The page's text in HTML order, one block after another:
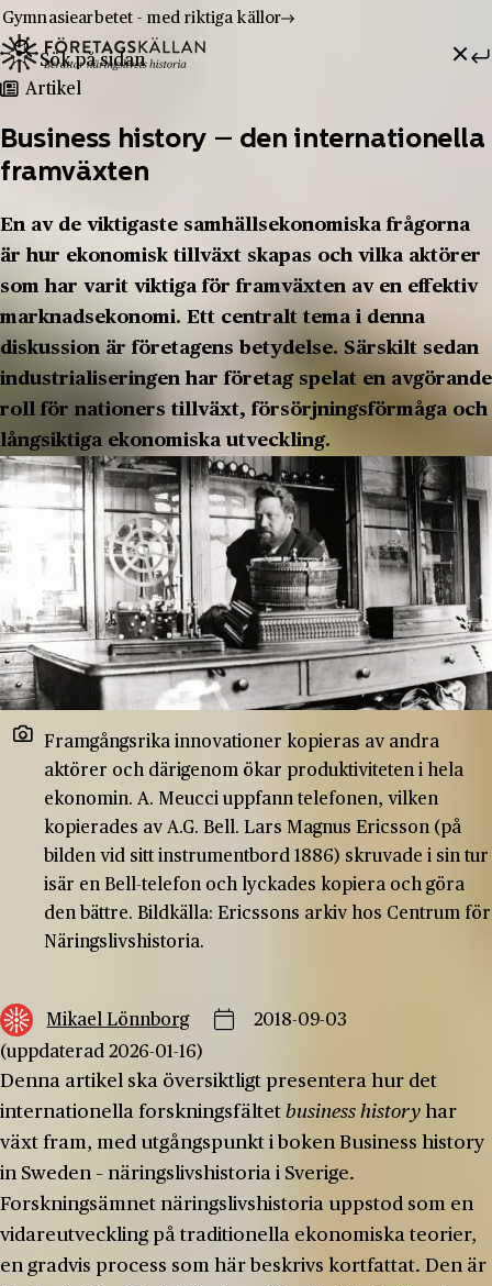
Hoppa till innehåll
Till innehåll
Gymnasiearbetet - med riktiga källor
Sök efter:
Artikel
Business history – den internationella
framväxten
En av de viktigaste samhällsekonomiska frågorna
är hur ekonomisk tillväxt skapas och vilka aktörer
som har varit viktiga för framväxten av en effektiv
marknadsekonomi. Ett centralt tema i denna
diskussion är företagens betydelse. Särskilt sedan
industrialiseringen har företag spelat en avgörande
roll för nationers tillväxt, försörjningsförmåga och
långsiktiga ekonomiska utveckling.
Framgångsrika innovationer kopieras av andra
aktörer och därigenom ökar produktiviteten i hela
ekonomin. A. Meucci uppfann telefonen, vilken
kopierades av A.G. Bell. Lars Magnus Ericsson (på
bilden vid sitt instrumentbord 1886) skruvade i sin tur
isär en Bell-telefon och lyckades kopiera och göra
den bättre. Bildkälla: Ericssons arkiv hos Centrum för
Näringslivshistoria.
Mikael Lönnborg
2018-09-03
(uppdaterad 2026-01-16)
Denna artikel ska översiktligt presentera hur det
internationella forskningsfältet business history har
växt fram, med utgångspunkt i boken Business history
in Sweden – näringslivshistoria i Sverige.
Forskningsämnet näringslivshistoria uppstod som en
vidareutveckling på traditionella ekonomiska teorier,
en gradvis process som här beskrivs kortfattat. Den är